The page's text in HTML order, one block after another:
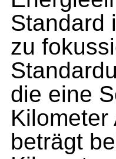
Standard
zu
die eine
beträgt